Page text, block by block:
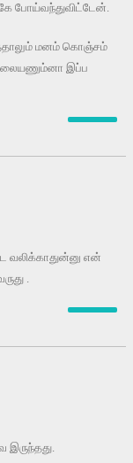
போய்வந்துவிட்டேன்.
மனம் கொஞ்சம்
இப்ப
வலிக்காதுன்னு என்
.
இருந்தது.